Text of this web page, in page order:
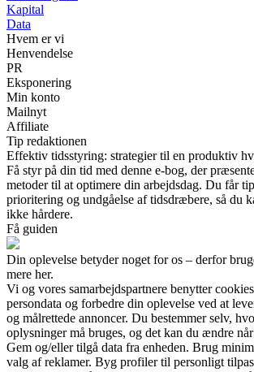
Kapital
Data
Hvem er vi
Henvendelse
PR
Eksponering
Min konto
Mailnyt
Affiliate
Tip redaktionen
Effektiv tidsstyring: strategier til en produktiv
Få styr på din tid med denne e-bog, der
metoder til at optimere din arbejdsdag. Du får
prioritering og undgåelse af tidsdræbere, så du
ikke hårdere.
Få guiden
Din oplevelse betyder noget for os – derfor
mere her.
Vi og vores samarbejdspartnere benytter
persondata og forbedre din oplevelse ved at
og målrettede annoncer. Du bestemmer selv,
oplysninger må bruges, og det kan du ændre
Gem og/eller tilgå data fra enheden. Brug
valg af reklamer. Byg profiler til personligt